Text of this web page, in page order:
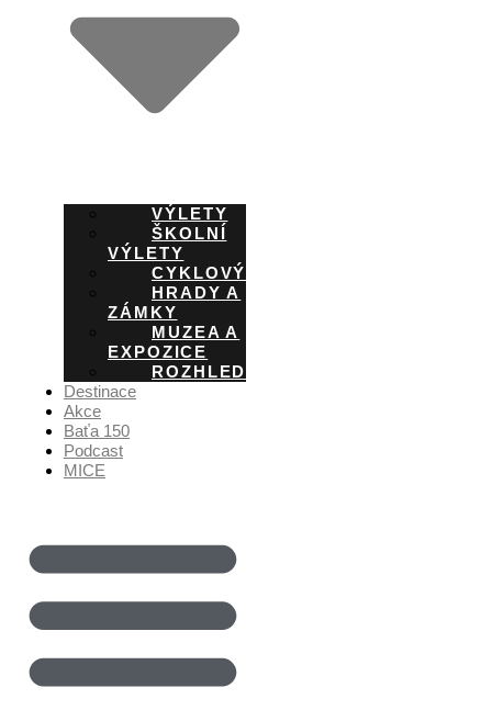
VÝLETY
ŠKOLNÍ
VÝLETY
CYKLOVÝLETY
HRADY A
ZÁMKY
MUZEA A
EXPOZICE
ROZHLEDNY
Destinace
Akce
Baťa 150
Podcast
MICE